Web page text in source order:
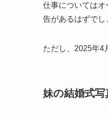
仕事については
告があるはずでし
ただし、2025年4
妹の結婚式